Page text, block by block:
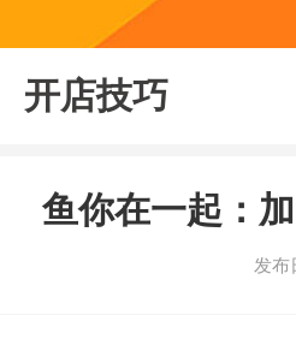
开店技巧
鱼你在一起：
发布